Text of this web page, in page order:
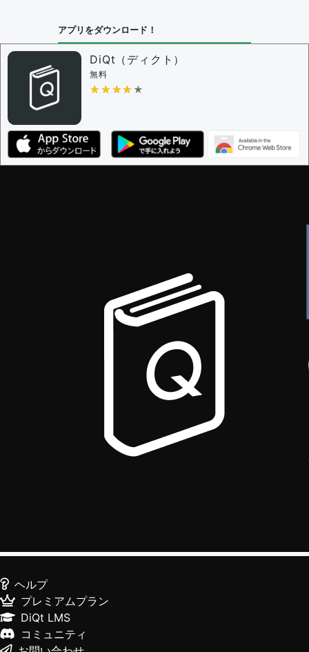
問題の編集権限を持つユーザー -
審査に対する投票権限を持つユーザー -
ザー
決定に必要な投票数 -
編集ガイドライン
アプリをダウンロード！
DiQt（ディクト）
無料
★★★★★
★★★★★
ヘルプ
プレミアムプラン
DiQt LMS
コミュニティ